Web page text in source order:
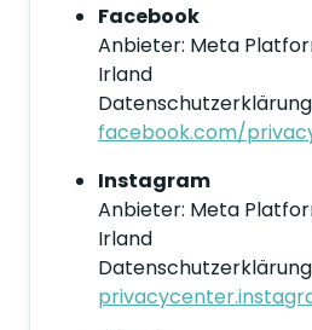
Facebook
Anbieter: Meta
Irland
facebook.com/
Instagram
Anbieter: Meta
Irland